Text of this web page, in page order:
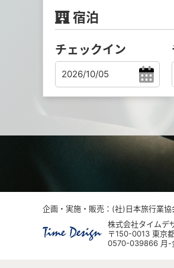
宿泊
チェックイン
企画・実施・販売：(社)日本旅行業
株式会社タイムデ
〒150-0013 東京
0570-039866 月-